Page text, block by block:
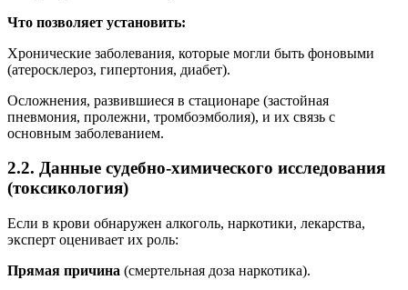
Что позволяет установить:
Хронические заболевания, которые могли быть фоновыми
(атеросклероз, гипертония, диабет).
Осложнения, развившиеся в стационаре (застойная
пневмония, пролежни, тромбоэмболия), и их связь с
основным заболеванием.
2.2. Данные судебно-химического исследования
(токсикология)
Если в крови обнаружен алкоголь, наркотики, лекарства,
эксперт оценивает их роль:
Прямая причина (смертельная доза наркотика).